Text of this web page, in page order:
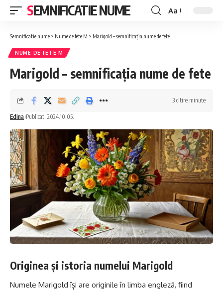
SEMNIFICATIE NUME
Font
Aa
Semnificatie nume > Nume de fete M > Marigold – semnificația nume de fete
NUME DE FETE M
Marigold – semnificația nume de fete
Edina Publicat: 2024.10.05.
3 citire minute
Originea și istoria numelui Marigold
Numele Marigold își are originile în limba engleză, fiind